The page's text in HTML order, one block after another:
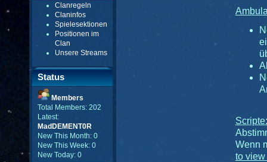
Gildenmenü
Clanregeln
Claninfos
Spielesektionen
Positionen im
Clan
Unsere Streams
Status
Members
Total Members: 202
Latest:
MadDEMENT0R
New This Month: 0
New This Week: 0
New Today: 0
Scripte:
Wenn
to